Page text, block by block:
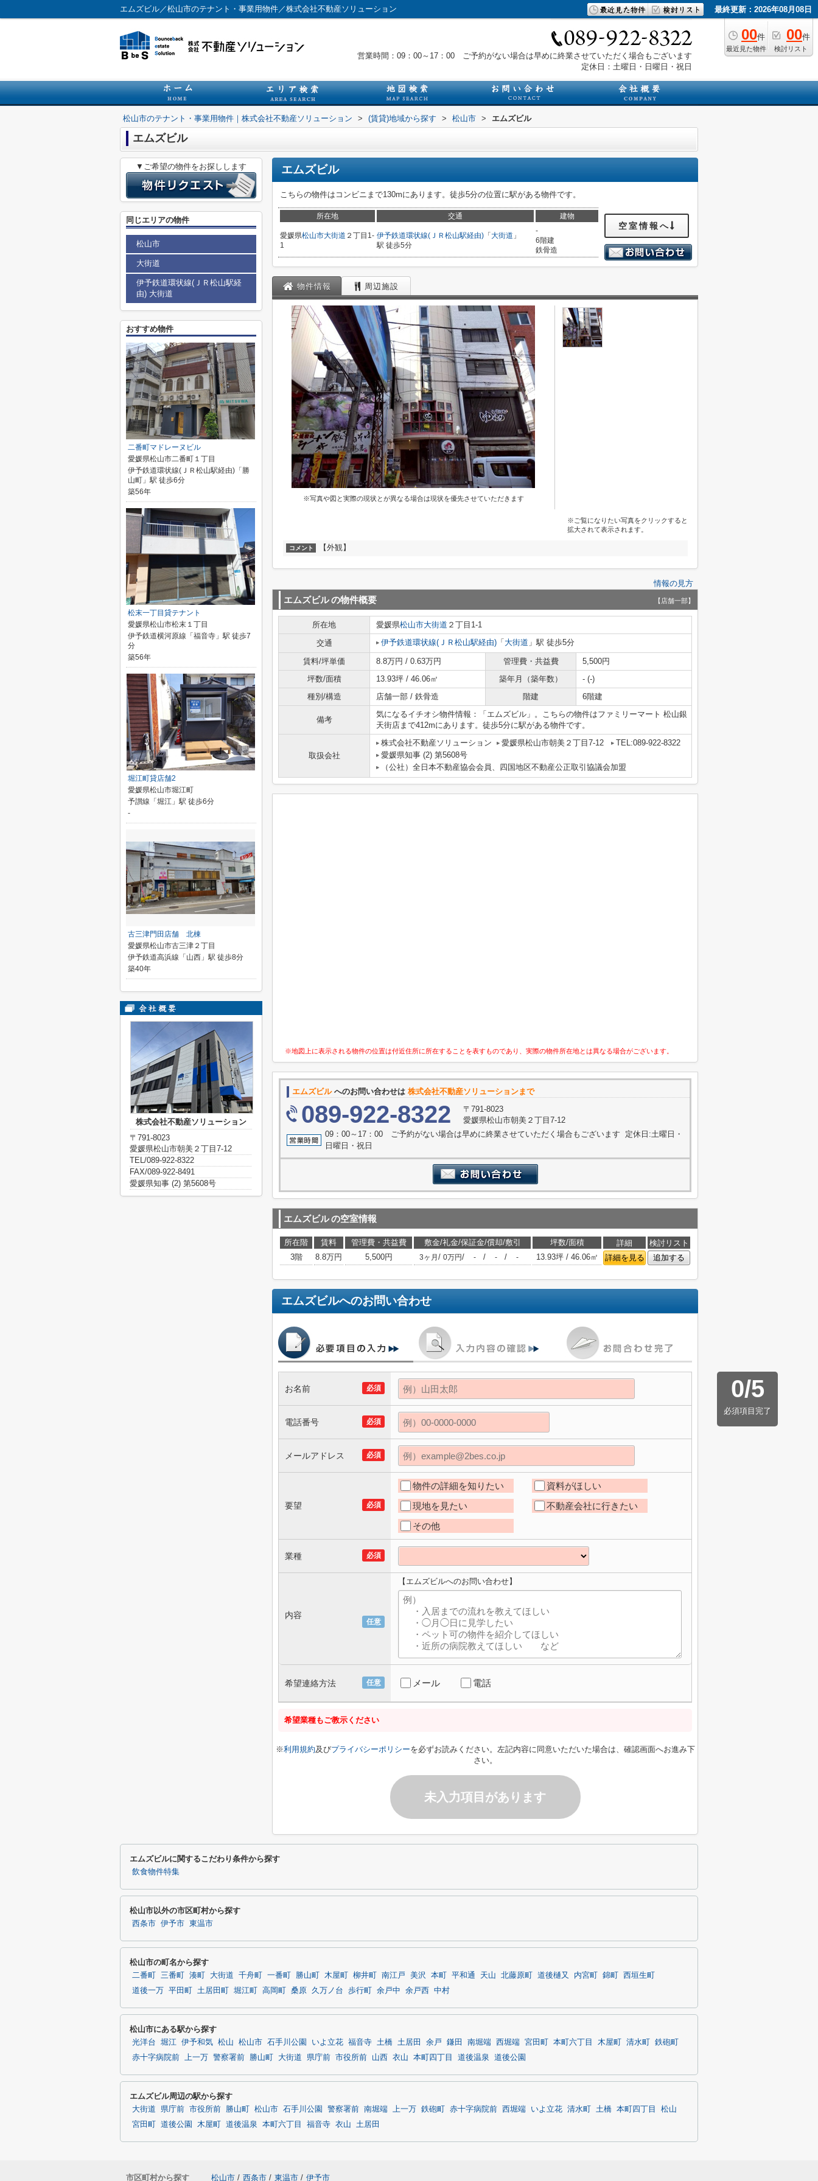
エムズビル／松山市のテナント・事業用物件／株式会社不動産ソリューション 最終更新：2026年08月08日
00件
最近見た物件
00件
検討リスト
営業時間：09：00～17：00 ご予約がない場合は早めに終業させていただく場合もございます
定休日：土曜日・日曜日・祝日
松山市のテナント・事業用物件｜株式会社不動産ソリューション > (賃貸)地域から探す > 松山市 > エムズビル
エムズビル
エムズビル
こちらの物件はコンビニまで130mにあります。徒歩5分の位置に駅がある物件です。
所在地 交通 建物
愛媛県松山市大街道 ２丁目1-
1
伊予鉄道環状線(ＪＲ松山駅経由) 「 大街道 」
駅 徒歩5分
-
6階建
鉄骨造
空室情報へ
物件情報 周辺施設
※写真や図と実際の現状とが異なる場合は現状を優先させていただきます
※ご覧になりたい写真をクリックすると
拡大されて表示されます。
コメント 【外観】
情報の見方
エムズビルの物件概要 【店舗一部】
所在地 愛媛県松山市大街道 ２丁目1-1
交通
伊予鉄道環状線(ＪＲ松山駅経由) 「 大街道 」駅 徒歩5分
賃料/坪単価 8.8万円 / 0.63万円 管理費・共益費
5,500円
坪数/面積
13.93坪 / 46.06㎡ 築年月（築年数）
- (-)
種別/構造
店舗一部 / 鉄骨造 階建 6階建
備考
気になるイチオシ物件情報：「エムズビル」。こちらの物件はファミリーマート 松山銀
天街店まで412mにあります。徒歩5分に駅がある物件です。
取扱会社
株式会社不動産ソリューション 愛媛県松山市朝美２丁目7-12
TEL:089-922-8322
愛媛県知事 (2) 第5608号
（公社）全日本不動産協会会員、四国地区不動産公正取引協議会加盟
※地図上に表示される物件の位置は付近住所に所在することを表すものであり、実際の物件所在地とは異なる場合がございます。
エムズビルへのお問い合わせは 株式会社不動産ソリューションまで
089-922-8322
〒791-8023
愛媛県松山市朝美２丁目7-12
09：00～17：00 ご予約がない場合は早めに終業させていただく場合もございます 定休日:土曜日・
日曜日・祝日
エムズビルの空室情報
所在階 賃料 管理費・共益費 敷金/礼金/保証金/償却/敷引 坪数/面積 詳細
検討リスト
3階
8.8万円 5,500円 3ヶ月 / 0万円/ - / - / - 13.93坪 / 46.06㎡ 詳細を見る 追加する
エムズビルへのお問い合わせ
0/5
必須項目完了
必須
お名前
必須
電話番号
必須
メールアドレス
必須
要望
物件の詳細を知りたい
資料がほしい
現地を見たい
不動産会社に行きたい
その他
必須
業種
任意
内容
【エムズビルへのお問い合わせ】
任意
希望連絡方法 メール 電話
希望業種もご教示ください
※利用規約及びプライバシーポリシーを必ずお読みください。左記内容に同意いただいた場合は、確認画面へお進み下
さい。
未入力項目があります
▼ご希望の物件をお探しします
同じエリアの物件
松山市
大街道
伊予鉄道環状線(ＪＲ松山駅経
由) 大街道
おすすめ物件
二番町マドレーヌビル
愛媛県松山市二番町１丁目
伊予鉄道環状線(ＪＲ松山駅経由)「勝
山町」駅 徒歩6分
築56年
松末一丁目貸テナント
愛媛県松山市松末１丁目
伊予鉄道横河原線「福音寺」駅 徒歩7
分
築56年
堀江町貸店舗2
愛媛県松山市堀江町
予讃線「堀江」駅 徒歩6分
-
古三津門田店舗 北棟
愛媛県松山市古三津２丁目
伊予鉄道高浜線「山西」駅 徒歩8分
築40年
株式会社不動産ソリューション
〒791-8023
愛媛県松山市朝美２丁目7-12
TEL/089-922-8322
FAX/089-922-8491
愛媛県知事 (2) 第5608号
エムズビルに関するこだわり条件から探す
飲食物件特集
松山市以外の市区町村から探す
西条市 伊予市 東温市
松山市の町名から探す
二番町 三番町 湊町 大街道 千舟町 一番町 勝山町 木屋町 柳井町 南江戸 美沢 本町 平和通 天山 北藤原町 道後樋又 内宮町 錦町
西垣生町
道後一万
平田町 土居田町 堀江町 高岡町 桑原 久万ノ台 歩行町 余戸中 余戸西 中村
松山市にある駅から探す
光洋台 堀江 伊予和気 松山 松山市 石手川公園 いよ立花 福音寺 土橋 土居田 余戸 鎌田 南堀端 西堀端 宮田町 本町六丁目 木屋町 清水町
鉄砲町
赤十字病院前 上一万 警察署前 勝山町 大街道 県庁前 市役所前 山西 衣山 本町四丁目 道後温泉 道後公園
エムズビル周辺の駅から探す
大街道 県庁前 市役所前 勝山町 松山市 石手川公園 警察署前 南堀端 上一万 鉄砲町 赤十字病院前 西堀端 いよ立花 清水町 土橋 本町四丁目
松山
宮田町
道後公園 木屋町 道後温泉 本町六丁目 福音寺 衣山 土居田
市区町村から探す 松山市 / 西条市 / 東温市 / 伊予市